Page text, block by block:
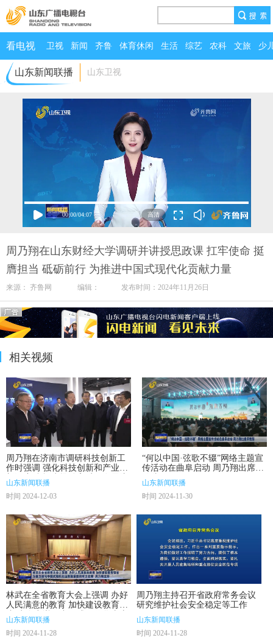
看电视 卫视 新闻 齐鲁 体育休闲 生活 综艺 农科 文旅 少
山东新闻联播 山东卫视
00:00/04:07
周乃翔在山东财经大学调研并讲授思政课 扛牢使命 挺
膺担当 砥砺前行 为推进中国式现代化贡献力量
来源： 齐鲁网 编辑： 发布时间：2024年11月26日
相关视频
周乃翔在济南市调研科技创新工
作时强调 强化科技创新和产业创
新深度融合 为推动高质量发展注
入强劲动力
山东新闻联播
时间 2024-12-03
“何以中国·弦歌不辍”网络主题宣
传活动在曲阜启动 周乃翔出席并
致辞
山东新闻联播
时间 2024-11-30
林武在全省教育大会上强调 办好
人民满意的教育 加快建设教育强
省 为奋力谱写中国式现代化山东
篇章提供有力支撑 周乃翔主持
山东新闻联播
时间 2024-11-28
周乃翔主持召开省政府常务会议
研究维护社会安全稳定等工作
山东新闻联播
时间 2024-11-28